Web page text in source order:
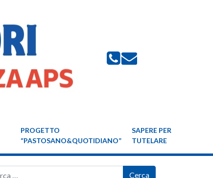
PROGETTO
“PASTOSANO&QUOTIDIANO”
SAPERE PER
TUTELARE